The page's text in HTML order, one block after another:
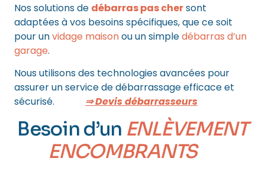
Nos solutions de débarras pas chersont
adaptées à vos besoins spécifiques, que ce soit
pour unvidage maisonou un simpledébarras d’un
garage.
Nous utilisons des technologies avancées pour
assurer un service de débarrassage efficace et
sécurisé. ⇒ Devis débarrasseurs
Besoin d’un ENLÈVEMENT
ENCOMBRANTS